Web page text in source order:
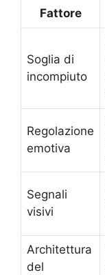
Fattore
Soglia di
incompiuto
Regolazione
emotiva
Segnali
visivi
Architettura
del